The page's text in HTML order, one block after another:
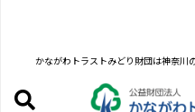
かながわトラストみどり財団は神奈川